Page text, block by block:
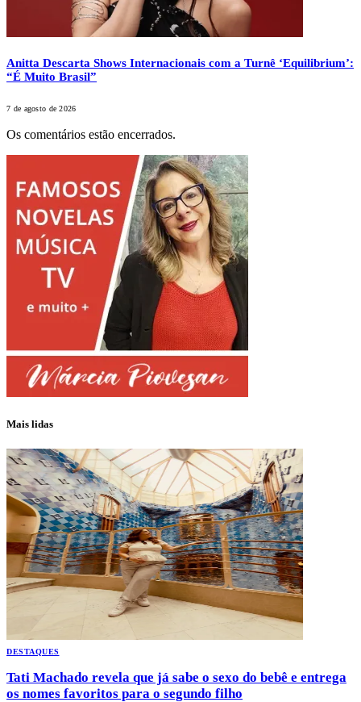
Anitta Descarta Shows Internacionais com a Turnê ‘Equilibrium’:
“É Muito Brasil”
7 de agosto de 2026
Os comentários estão encerrados.
Mais lidas
DESTAQUES
Tati Machado revela que já sabe o sexo do bebê e entrega
os nomes favoritos para o segundo filho